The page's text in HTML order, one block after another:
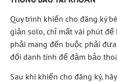
Quy trình khiến cho đăng ký
giản solo, chỉ mất vài phút
phải mang đến buộc phải
đối danh tính để đảm bảo
Sau khi khiến cho đăng ký,